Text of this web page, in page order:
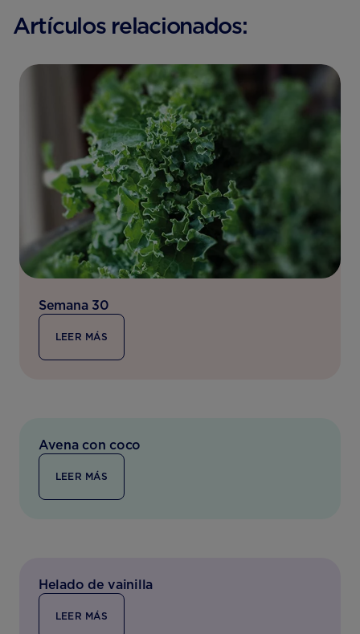
Artículos relacionados:
Semana 30
LEER MÁS
Avena con coco
LEER MÁS
Helado de vainilla
LEER MÁS